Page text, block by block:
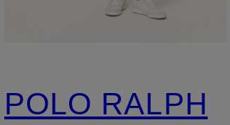
POLO RALPH